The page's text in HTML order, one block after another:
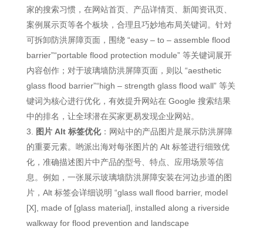
家的搜索习惯，在网站首页、产品详情页、新闻资讯页、
案例展示页等各个板块，合理且巧妙地布局关键词。针对
可拆卸防洪屏障页面，围绕 “easy – to – assemble flood
barrier”“portable flood protection module” 等关键词展开
内容创作；对于玻璃墙防洪屏障页面，则以 “aesthetic
glass flood barrier”“high – strength glass flood wall” 等关
键词为核心进行优化，有效提升网站在 Google 搜索结果
中的排名，让全球潜在买家更易发现企业网站。
图片 Alt 标签优化：网站中的产品图片是展示防洪屏障
的重要元素。哟派出海对每张图片的 Alt 标签进行细致优
化，准确描述图片中产品的型号、特点、应用场景等信
息。例如，一张展示玻璃墙防洪屏障安装在河边步道的图
片，Alt 标签会详细说明 “glass wall flood barrier, model
[X], made of [glass material], installed along a riverside
walkway for flood prevention and landscape